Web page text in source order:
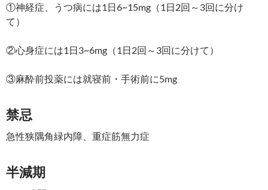
①神経症、うつ病には1日6~15mg（1日2回～3回に分け
て）
②心身症には1日3~6mg（1日2回～3回に分けて）
③麻酔前投薬には就寝前・手術前に5mg
禁忌
急性狭隅角緑内障、重症筋無力症
半減期